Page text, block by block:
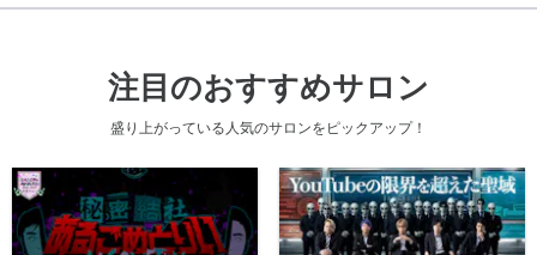
注目のおすすめサロン
盛り上がっている人気のサロンをピックアップ！